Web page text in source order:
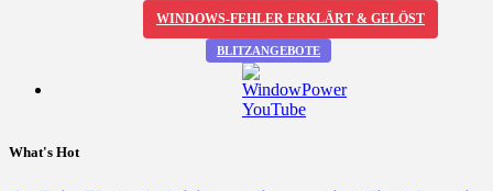
WINDOWS-FEHLER ERKLÄRT & GELÖST
BLITZANGEBOTE
What's Hot